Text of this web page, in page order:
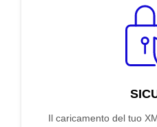
Il caricamento del tuo